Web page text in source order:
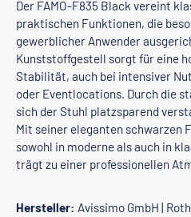
Der FAMO-F835 Black vereint
praktischen Funktionen, die
gewerblicher Anwender
Kunststoffgestell sorgt für eine
Stabilität, auch bei intensiver
oder Eventlocations. Durch die
sich der Stuhl platzsparend
Mit seiner eleganten schwarzen
sowohl in moderne als auch in
trägt zu einer professionellen
Hersteller: Avissimo GmbH |